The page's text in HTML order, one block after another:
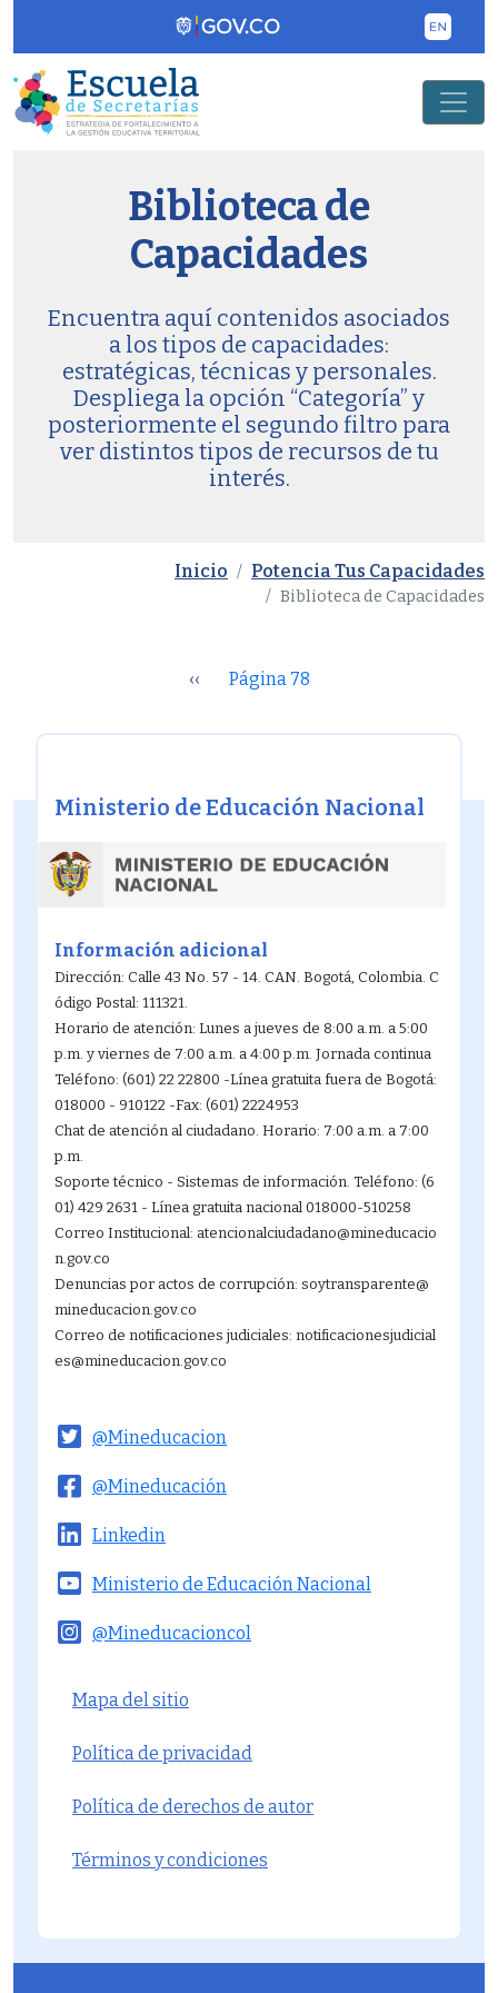
Pasar al contenido principal
Biblioteca de
Capacidades
Encuentra aquí contenidos asociados
a los tipos de capacidades:
estratégicas, técnicas y personales.
Despliega la opción “Categoría” y
posteriormente el segundo filtro para
ver distintos tipos de recursos de tu
interés.
Inicio Potencia Tus Capacidades
Biblioteca de Capacidades
‹‹ Página 78
Ministerio de Educación Nacional
Información adicional
Dirección: Calle 43 No. 57 - 14. CAN. Bogotá, Colombia. C
ódigo Postal: 111321.
Horario de atención: Lunes a jueves de 8:00 a.m. a 5:00
p.m. y viernes de 7:00 a.m. a 4:00 p.m. Jornada continua
Teléfono: (601) 22 22800 -Línea gratuita fuera de Bogotá:
018000 - 910122 -Fax: (601) 2224953
Chat de atención al ciudadano. Horario: 7:00 a.m. a 7:00
p.m.
Soporte técnico - Sistemas de información. Teléfono: (6
01) 429 2631 - Línea gratuita nacional 018000-510258
Correo Institucional: atencionalciudadano@mineducacio
n.gov.co
Denuncias por actos de corrupción: soytransparente@
mineducacion.gov.co
Correo de notificaciones judiciales: notificacionesjudicial
es@mineducacion.gov.co
@Mineducacion
@Mineducacioncol
@Mineducación
Ministerio de Educación Nacional
Linkedin
Menú del pie
Mapa del sitio
Política de privacidad
Política de derechos de autor
Términos y condiciones